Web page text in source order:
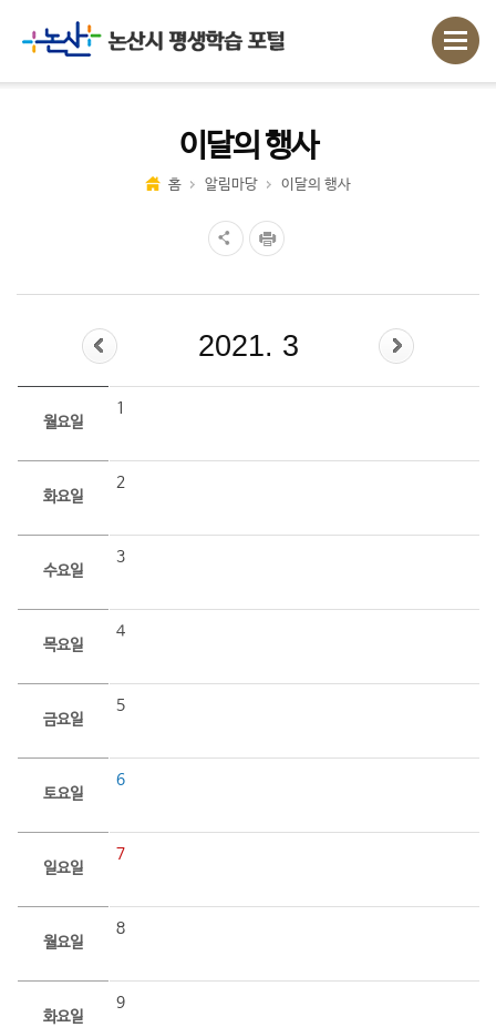
이달의 행사
홈 알림마당 이달의 행사
2021. 3
월요일
1
화요일
2
수요일
3
목요일
4
금요일
5
토요일
6
일요일
7
월요일
8
화요일
9